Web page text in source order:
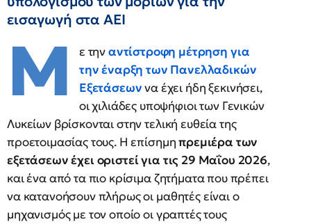
εισαγωγή στα ΑΕΙ
Μ ε τηναντίστροφη μέτρηση για
την έναρξη των Πανελλαδικών
Εξετάσεωννα έχει ήδη ξεκινήσει,
οι χιλιάδες υποψήφιοι των Γενικών
Λυκείων βρίσκονται στην τελική ευθεία της
προετοιμασίας τους. Η επίσημηπρεμιέρα των
εξετάσεων έχει οριστεί για τις 29 Μαΐου 2026,
και ένα από τα πιο κρίσιμα ζητήματα που πρέπει
να κατανοήσουν πλήρως οι μαθητές είναι ο
μηχανισμός με τον οποίο οι γραπτές τους